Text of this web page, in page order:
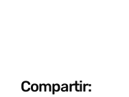
Compartir: